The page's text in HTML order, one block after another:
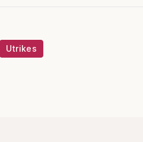
Utrikes